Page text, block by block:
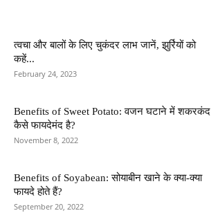
त्वचा और बालों के लिए चुकंदर लाभ जानें, झुर्रियों को
कहें...
February 24, 2023
Benefits of Sweet Potato: वजन घटाने में शकरकंद
कैसे फायदेमंद है?
November 8, 2022
Benefits of Soyabean: सोयाबीन खाने के क्या-क्या
फायदे होते हैं?
September 20, 2022